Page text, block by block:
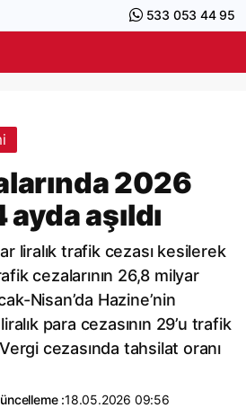
533 053 44 95
2026
ayda aşıldı
liralık trafik cezası kesilerek
cezalarının 26,8 milyar
Nisan’da Hazine’nin
para cezasının 29’u trafik
cezasında tahsilat oranı
:18.05.2026 09:56